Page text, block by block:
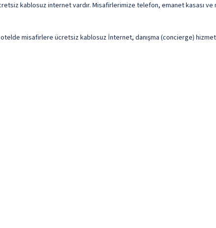
kablosuz internet vardır. Misafirlerimize telefon, emanet kasası ve
misafirlere ücretsiz kablosuz İnternet, danışma (concierge)